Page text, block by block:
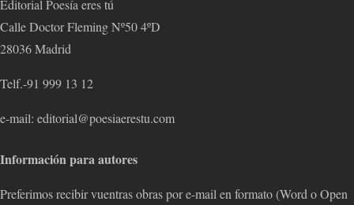
Editorial Poesía eres tú
Calle Doctor Fleming Nº50 4ºD
28036 Madrid
Telf.-91 999 13 12
e-mail: editorial@poesiaerestu.com
Información para autores
Preferimos recibir vuentras obras por e-mail en formato (Word o Open